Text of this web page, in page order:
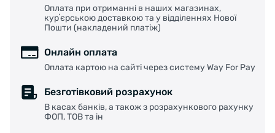
Оплата при отриманні в наших магазинах,
курʼєрською доставкою та у відділеннях Нової
Пошти (накладений платіж)
Онлайн оплата
Оплата картою на сайті через систему Way For Pay
Безготівковий розрахунок
В касах банків, а також з розрахункового рахунку
ФОП, ТОВ та ін